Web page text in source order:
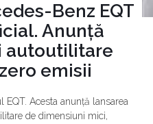
Benz EQT
Anunță
autoutilitare
emisii
EQT. Acesta anunță lansarea
de dimensiuni mici,